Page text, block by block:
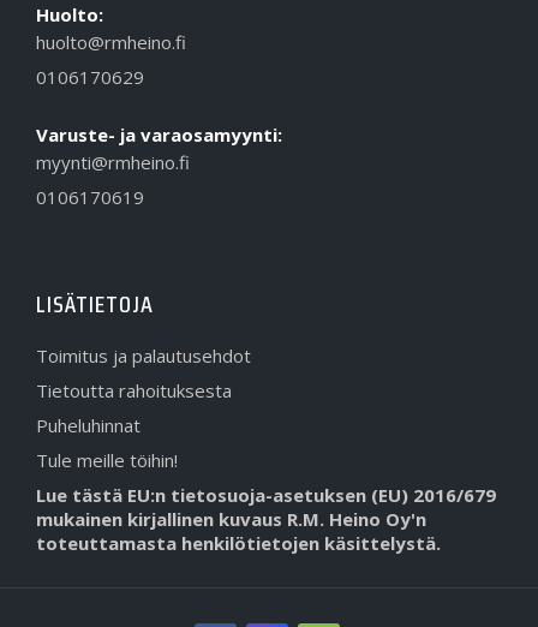
Huolto:
huolto@rmheino.fi
0106170629
Varuste- ja varaosamyynti:
myynti@rmheino.fi
0106170619
LISÄTIETOJA
Toimitus ja palautusehdot
Tietoutta rahoituksesta
Puheluhinnat
Tule meille töihin!
Lue tästä EU:n tietosuoja-asetuksen (EU) 2016/679
mukainen kirjallinen kuvaus R.M. Heino Oy'n
toteuttamasta henkilötietojen käsittelystä.